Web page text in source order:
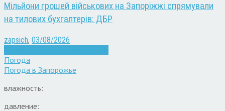
Мільйони грошей військових на Запоріжжі спрямували
на тилових бухгалтерів: ДБР
zapsich, 03/08/2026
Погода
Погода в Запорожье
влажность:
давление: